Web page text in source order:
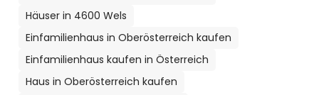
Häuser in 4600 Wels
Einfamilienhaus in Oberösterreich kaufen
Einfamilienhaus kaufen in Österreich
Haus in Oberösterreich kaufen